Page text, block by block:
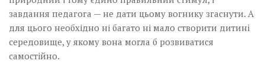
завдання педагога — не дати цьому вогнику згаснути. А
для цього необхідно ні багато ні мало створити дитині
середовище, у якому вона могла б розвиватися
самостійно.